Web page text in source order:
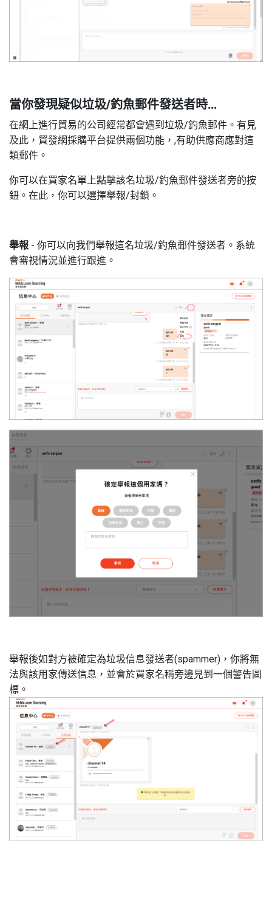
當你發現疑似垃圾/釣魚郵件發送者時…
在網上進行貿易的公司經常都會遇到垃圾/釣魚郵件。有見
及此，貿發網採購平台提供兩個功能， ,有助供應商應對這
類郵件。
你可以在買家名單上點擊該名垃圾/釣魚郵件發送者旁的按
鈕 。 在此，你可以選擇舉報/封鎖。
舉報 - 你可以向我們舉報這名垃圾/釣魚郵件發送者。系統
會審視情況並進行跟進。
舉報後如對方被確定為垃圾信息發送者(spammer)，你將無
法與該用家傳送信息，並會於買家名稱旁邊見到一個警告圖
標。